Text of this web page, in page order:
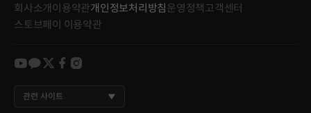
회사소개이용약관개인정보처리방침 운영정책고객센터
스토브페이 이용약관
youtube
kakao
twitter
facebook
instagram
관련 사이트